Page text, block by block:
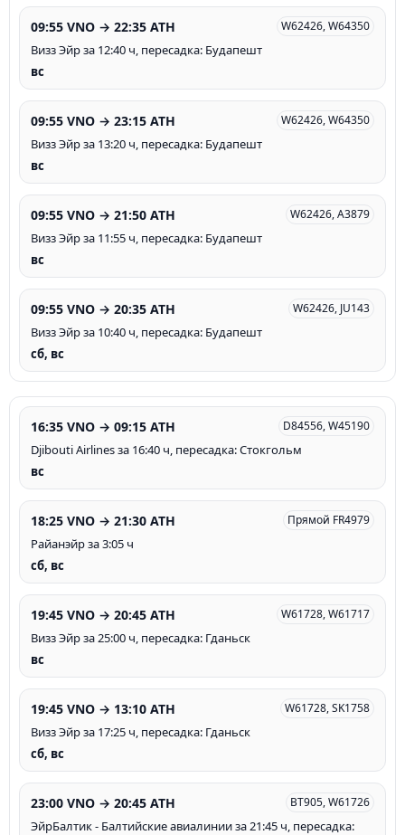
09:55 VNO → 22:35 ATH W62426, W64350
Визз Эйр за 12:40 ч, пересадка: Будапешт
вс
09:55 VNO → 23:15 ATH W62426, W64350
Визз Эйр за 13:20 ч, пересадка: Будапешт
вс
09:55 VNO → 21:50 ATH W62426, A3879
Визз Эйр за 11:55 ч, пересадка: Будапешт
вс
09:55 VNO → 20:35 ATH W62426, JU143
Визз Эйр за 10:40 ч, пересадка: Будапешт
сб, вс
16:35 VNO → 09:15 ATH D84556, W45190
Djibouti Airlines за 16:40 ч, пересадка: Стокгольм
вс
18:25 VNO → 21:30 ATH Прямой FR4979
Райанэйр за 3:05 ч
сб, вс
19:45 VNO → 20:45 ATH W61728, W61717
Визз Эйр за 25:00 ч, пересадка: Гданьск
вс
19:45 VNO → 13:10 ATH W61728, SK1758
Визз Эйр за 17:25 ч, пересадка: Гданьск
сб, вс
23:00 VNO → 20:45 ATH BT905, W61726
ЭйрБалтик - Балтийские авиалинии за 21:45 ч, пересадка: